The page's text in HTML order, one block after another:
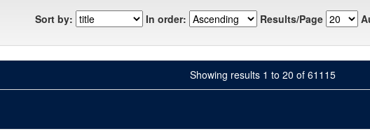
Sort by: In order: Results/Page
Showing results 1 to 20 of 61115